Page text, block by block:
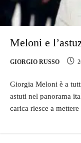
Meloni e
GIORGIO RUSSO
Giorgia Meloni è a
astuti nel panorama
carica riesce a